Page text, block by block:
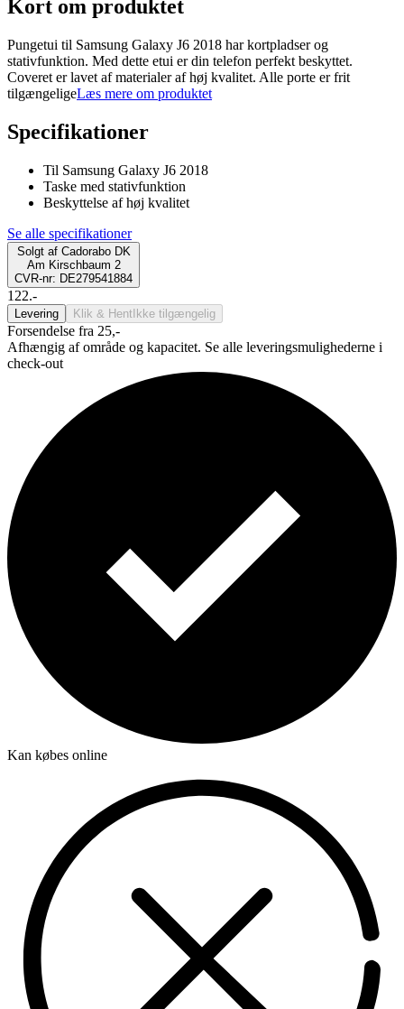
Kort om produktet
Pungetui til Samsung Galaxy J6 2018 har kortpladser og
stativfunktion. Med dette etui er din telefon perfekt beskyttet.
Coveret er lavet af materialer af høj kvalitet. Alle porte er frit
tilgængeligeLæs mere om produktet
Specifikationer
Til Samsung Galaxy J6 2018
Taske med stativfunktion
Beskyttelse af høj kvalitet
Se alle specifikationer
Solgt af Cadorabo DK
Am Kirschbaum 2
CVR-nr: DE279541884
122.-
Levering Klik & Hent Ikke tilgængelig
Forsendelse fra 25,-
Afhængig af område og kapacitet. Se alle leveringsmulighederne i
check-out
Kan købes online